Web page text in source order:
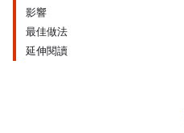
影響
最佳做法
延伸閱讀